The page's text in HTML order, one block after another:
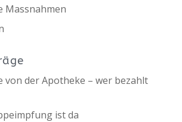
Massnahmen
von der Apotheke – wer bezahlt
ist da